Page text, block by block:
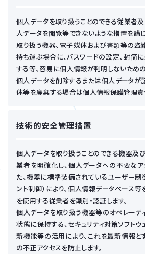
個人データを取り扱うことのできる従業者
人データを閲覧等できないような措置を講
取り扱う機器、電子媒体および書類等の盗
持ち運ぶ場合に、パスワードの設定、封筒
する等、容易に個人情報が判明しないための
個人データを削除するまたは個人データが
体等を廃棄する場合は個人情報保護管理責
技術的安全管理措置
個人データを取り扱うことのできる機器及
業者を明確化し、個人データへの不要なア
た、機器に標準装備されているユーザー制
ント制御）により、個人情報データベース
を使用する従業者を識別・認証します。
個人データを取り扱う機器等のオペレーテ
状態に保持する、セキュリティ対策ソフト
新機能等の活用により、これを最新情報と
の不正アクセスを防止します。